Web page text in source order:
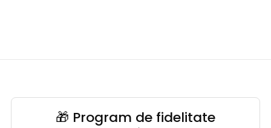
🎁 Program de fidelitate